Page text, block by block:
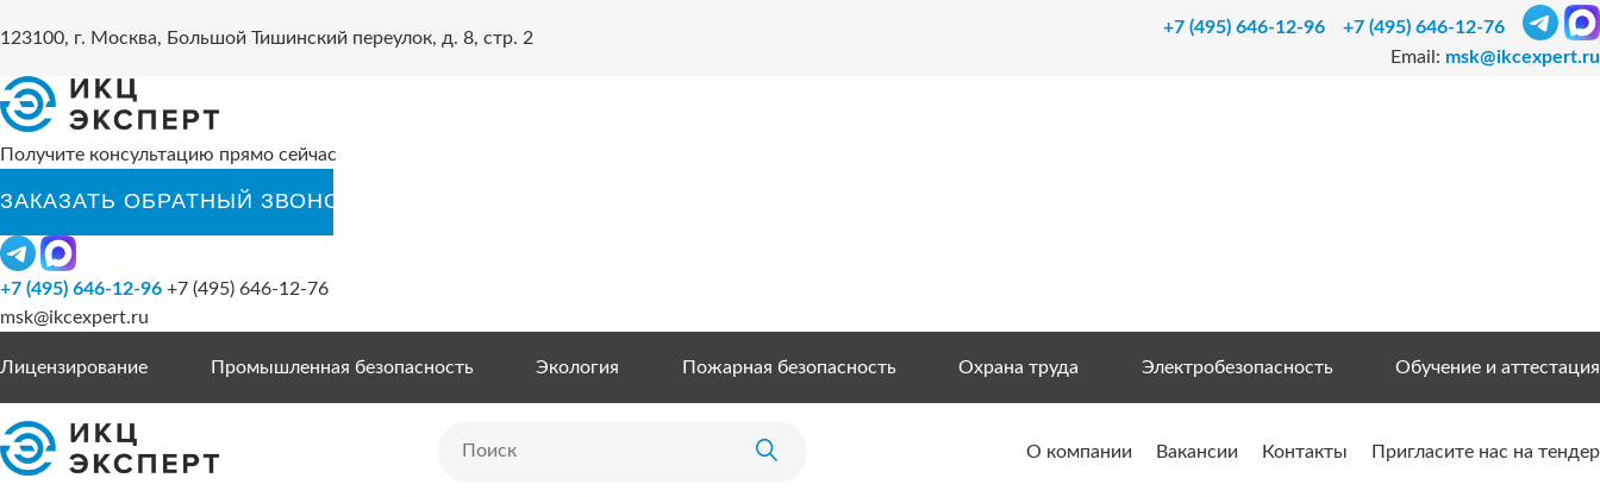
123100, г. Москва, Большой Тишинский переулок, д. 8, стр. 2
+7 (495) 646-12-96
+7 (495) 646-12-76
Email: msk@ikcexpert.ru
Получите консультацию прямо сейчас
+7 (495) 646-12-96 +7 (495) 646-12-76
msk@ikcexpert.ru
Лицензирование Промышленная безопасность Экология Пожарная безопасность Охрана труда Электробезопасность Обучение и аттестация
О компании Вакансии Контакты Пригласите нас на тендер